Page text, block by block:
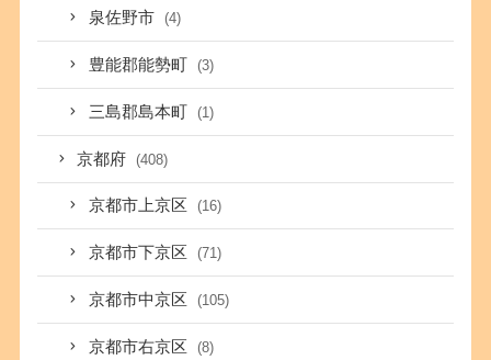
泉佐野市 (4)
豊能郡能勢町 (3)
三島郡島本町 (1)
京都府 (408)
京都市上京区 (16)
京都市下京区 (71)
京都市中京区 (105)
京都市右京区 (8)